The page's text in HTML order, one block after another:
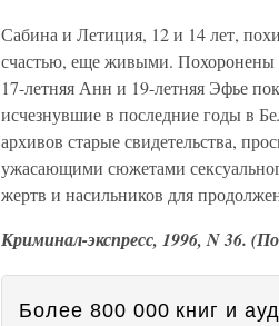
Сабина и Летиция, 12 и 14 лет,
счастью, еще живыми. Похоронены
17-летняя Анн и 19-летняя Эфье
исчезнувшие в последние годы в
архивов старые свидетельства,
ужасающими сюжетами
жертв и насильников для
Криминал-экспресс, 1996, N 36.
Более 800 000 книг и